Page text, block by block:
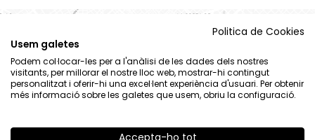
Politica de Cookies
Usem galetes
Podem col·locar-les per a l'anàlisi de les dades dels nostres
visitants, per millorar el nostre lloc web, mostrar-hi contingut
personalitzat i oferir-hi una excel·lent experiència d'usuari. Per obtenir
més informació sobre les galetes que usem, obriu la configuració.